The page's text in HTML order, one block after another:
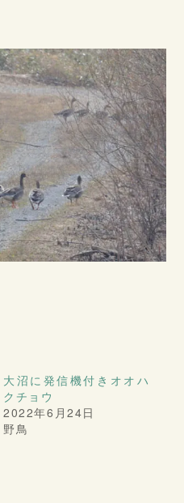
大沼に発信機付きオオハ
クチョウ
2022年6月24日
野鳥